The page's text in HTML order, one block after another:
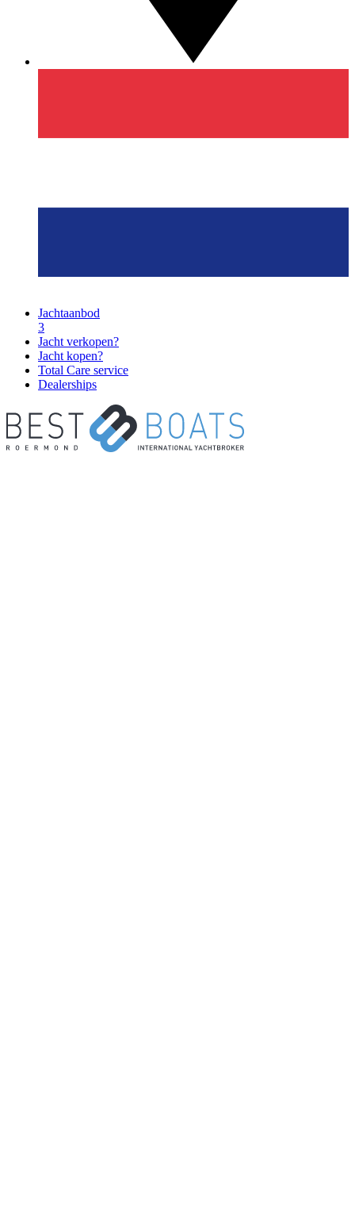
Jachtaanbod
3
Jacht verkopen?
Jacht kopen?
Total Care service
Dealerships